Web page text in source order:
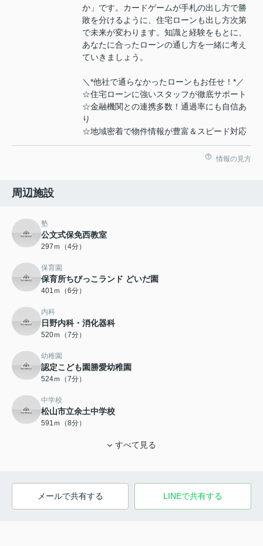
か」です。カードゲームが手札の出し方で勝
敗を分けるように、住宅ローンも出し方次第
で未来が変わります。知識と経験をもとに、
あなたに合ったローンの通し方を一緒に考え
ていきましょう。
＼*他社で通らなかったローンもお任せ！*／
☆住宅ローンに強いスタッフが徹底サポート
☆金融機関との連携多数！通過率にも自信あ
り
☆地域密着で物件情報が豊富＆スピード対応
情報の見方
周辺施設
塾
公文式保免西教室
297ｍ（4分）
保育園
保育所ちびっこランド どいだ園
401ｍ（6分）
内科
日野内科・消化器科
520ｍ（7分）
幼稚園
認定こども園勝愛幼稚園
524ｍ（7分）
中学校
松山市立余土中学校
591ｍ（8分）
すべて見る
メールで共有する LINEで共有する